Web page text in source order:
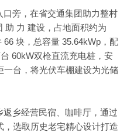
旁，在省交通集团助力整村
助 力 建设，占地面积约为
66 块，总容量 35.64kWp，配
60kW双枪直流充电桩，安
一台，将光伏车棚建设为光储
乡经营民宿、咖啡厅，通过
选取历史老宅精心设计打造